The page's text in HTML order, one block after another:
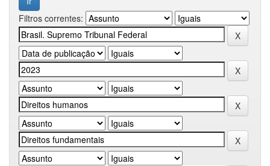
Filtros correntes: